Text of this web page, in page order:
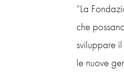
“La
che
sviluppare
le nuove